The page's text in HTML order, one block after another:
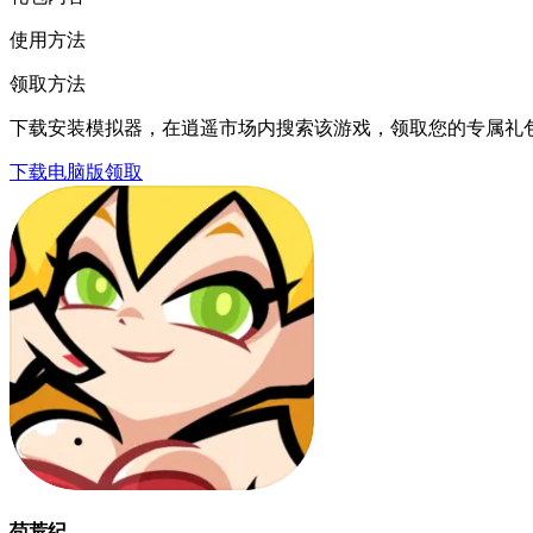
使用方法
领取方法
下载安装模拟器，在逍遥市场内搜索该游戏，领取您的专属礼
下载电脑版领取